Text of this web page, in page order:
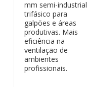
mm semi-industrial
trifásico para
galpões e áreas
produtivas. Mais
eficiência na
ventilação de
ambientes
profissionais.